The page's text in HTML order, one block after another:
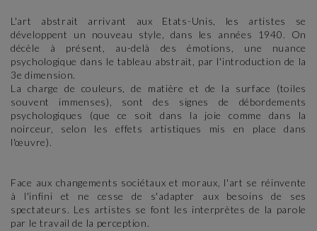
L'art abstrait arrivant aux Etats-Unis, les artistes se
développent un nouveau style, dans les années 1940. On
décèle à présent, au-delà des émotions, une nuance
psychologique dans le tableau abstrait, par l'introduction de la
3e dimension.
La charge de couleurs, de matière et de la surface (toiles
souvent immenses), sont des signes de débordements
psychologiques (que ce soit dans la joie comme dans la
noirceur, selon les effets artistiques mis en place dans
l'œuvre).
Face aux changements sociétaux et moraux, l'art se réinvente
à l'infini et ne cesse de s'adapter aux besoins de ses
spectateurs. Les artistes se font les interprètes de la parole
par le travail de la perception.